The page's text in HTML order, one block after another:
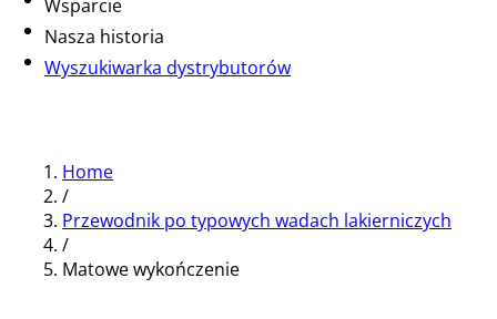
Wsparcie
Nasza historia
Wyszukiwarka dystrybutorów
Home
/
Przewodnik po typowych wadach lakierniczych
/
Matowe wykończenie